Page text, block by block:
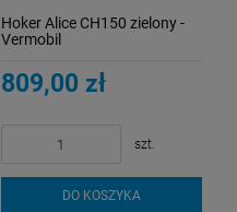
Hoker Alice CH150 zielony -
Vermobil
809,00 zł
szt.
DO KOSZYKA